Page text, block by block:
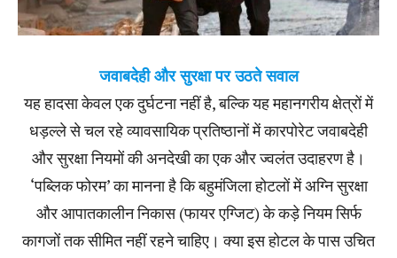
जवाबदेही और सुरक्षा पर उठते सवाल
यह हादसा केवल एक दुर्घटना नहीं है, बल्कि यह महानगरीय क्षेत्रों में
धड़ल्ले से चल रहे व्यावसायिक प्रतिष्ठानों में कारपोरेट जवाबदेही
और सुरक्षा नियमों की अनदेखी का एक और ज्वलंत उदाहरण है।
‘पब्लिक फोरम’ का मानना है कि बहुमंजिला होटलों में अग्नि सुरक्षा
और आपातकालीन निकास (फायर एग्जिट) के कड़े नियम सिर्फ
कागजों तक सीमित नहीं रहने चाहिए। क्या इस होटल के पास उचित